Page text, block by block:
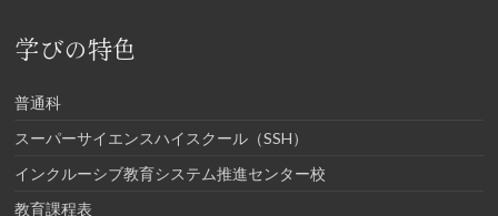
学びの特色
普通科
スーパーサイエンスハイスクール（SSH）
インクルーシブ教育システム推進センター校
教育課程表